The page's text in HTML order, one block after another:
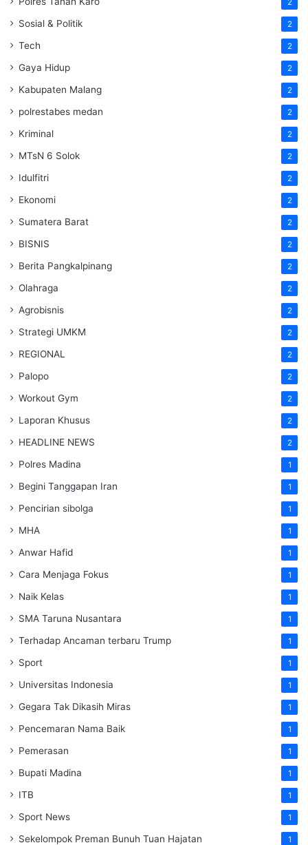
2
Sosial & Politik 2
Tech 2
Gaya Hidup 2
Kabupaten Malang 2
polrestabes medan 2
Kriminal 2
MTsN 6 Solok 2
Idulfitri 2
Ekonomi 2
Sumatera Barat 2
BISNIS 2
Berita Pangkalpinang 2
Olahraga 2
Agrobisnis 2
Strategi UMKM 2
REGIONAL 2
Palopo 2
Workout Gym 2
Laporan Khusus 2
HEADLINE NEWS 2
Polres Madina 1
Begini Tanggapan Iran 1
Pencirian sibolga 1
MHA 1
Anwar Hafid 1
Cara Menjaga Fokus 1
Naik Kelas 1
SMA Taruna Nusantara 1
Terhadap Ancaman terbaru Trump 1
Sport 1
Universitas Indonesia 1
Gegara Tak Dikasih Miras 1
Pencemaran Nama Baik 1
Pemerasan 1
Bupati Madina 1
ITB 1
Sport News 1
Sekelompok Preman Bunuh Tuan Hajatan 1